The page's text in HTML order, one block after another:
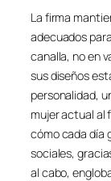
La firma
adecuados
canalla, no en
sus diseños
personalidad,
mujer actual al
cómo cada día
sociales,
al cabo,